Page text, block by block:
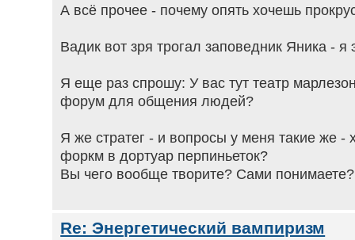
А всё прочее - почему опять хочешь
Вадик вот зря трогал заповедник Яника - я
Я еще раз спрошу: У вас тут театр
форум для общения людей?
Я же стратег - и вопросы у меня такие же -
форкм в дортуар перпиньеток?
Вы чего вообще творите? Сами понимаете?
Re: Энергетический вампиризм